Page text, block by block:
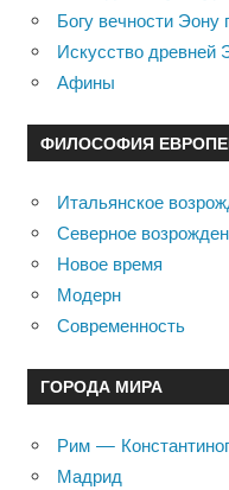
Богу вечности Эону
Искусство древней
Афины
ФИЛОСОФИЯ
Итальянское
Северное
Новое время
Модерн
Современность
ГОРОДА МИРА
Рим —
Мадрид